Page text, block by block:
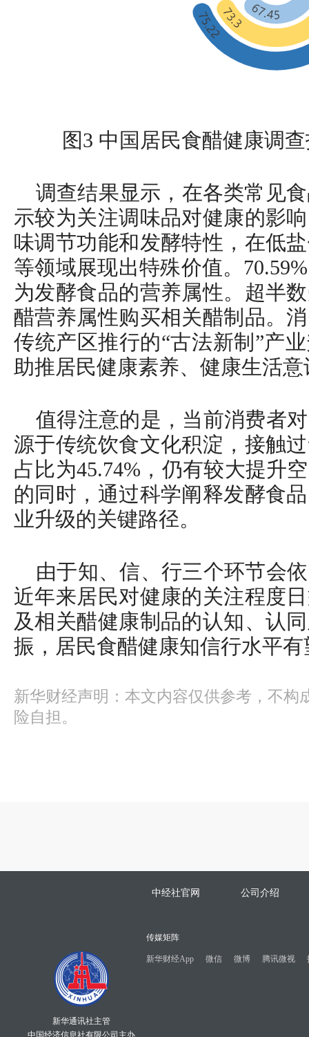
图3 中国居民食醋健康调
调查结果显示，在各类常见
示较为关注调味品对健康的影
味调节功能和发酵特性，在低
等领域展现出特殊价值。
为发酵食品的营养属性。超半
醋营养属性购买相关醋制品。
传统产区推行的“古法新制”产
助推居民健康素养、健康生活
值得注意的是，当前消费者
源于传统饮食文化积淀，接触
占比为45.74%，仍有较大提升
的同时，通过科学阐释发酵食
业升级的关键路径。
由于知、信、行三个环节会
近年来居民对健康的关注程度
及相关醋健康制品的认知、认
振，居民食醋健康知信行水平
新华财经声明：本文内容仅供参考，不构
险自担。
中经社官网 公司介绍
新华通讯社主管
中国经济信息社有限公司主办
传媒矩阵
新华财经App 微信 微博 腾讯微视